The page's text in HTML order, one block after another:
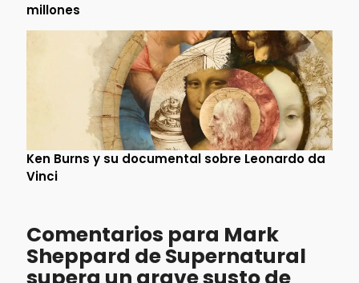
millones
Ken Burns y su documental sobre Leonardo da
Vinci
Comentarios para Mark
Sheppard de Supernatural